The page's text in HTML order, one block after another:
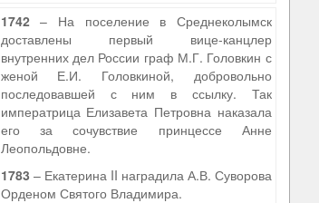
1742– На поселение в Среднеколымск
доставлены первый вице-канцлер
внутренних дел России граф М.Г. Головкин с
женой Е.И. Головкиной, добровольно
последовавшей с ним в ссылку. Так
императрица Елизавета Петровна наказала
его за сочувствие принцессе Анне
Леопольдовне.
1783 – Екатерина II наградила А.В. Суворова
Орденом Святого Владимира.